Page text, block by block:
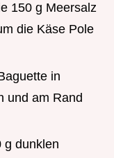
150 g Meersalz
die Käse Pole
in
und am Rand
g dunklen